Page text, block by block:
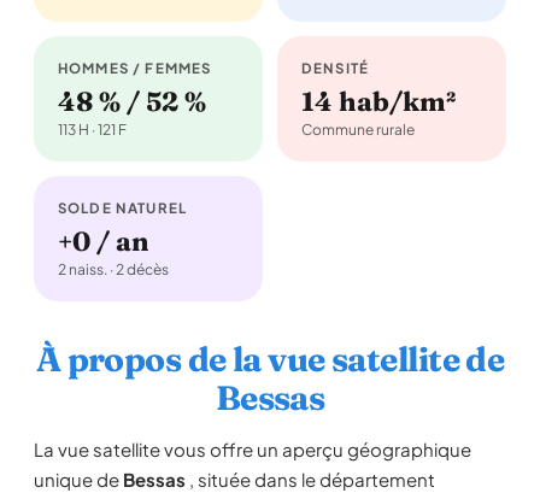
HOMMES / FEMMES
48 % / 52 %
113 H · 121 F
DENSITÉ
14 hab/km²
Commune rurale
SOLDE NATUREL
+0 / an
2 naiss. · 2 décès
À propos de la vue satellite de
Bessas
La vue satellite vous offre un aperçu géographique
unique de Bessas , située dans le département